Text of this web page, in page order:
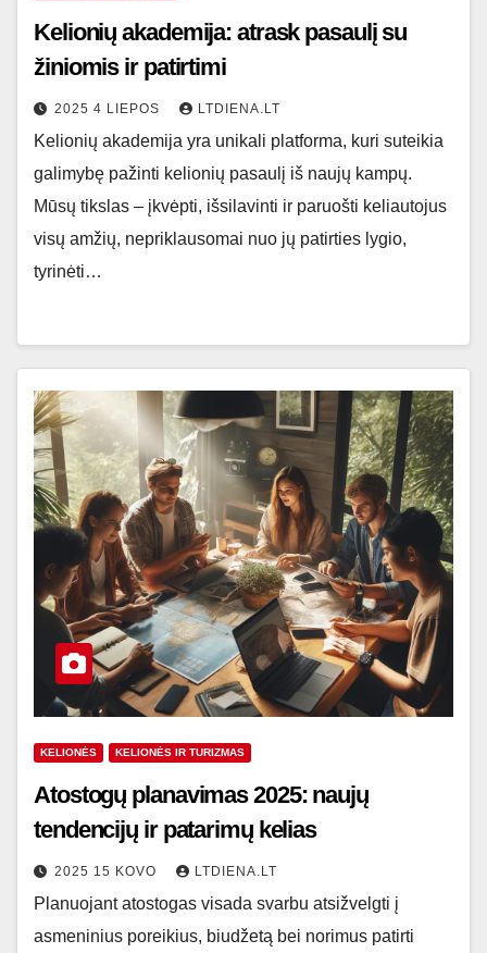
Kelionių akademija: atrask pasaulį su
žiniomis ir patirtimi
2025 4 LIEPOS LTDIENA.LT
Kelionių akademija yra unikali platforma, kuri suteikia
galimybę pažinti kelionių pasaulį iš naujų kampų.
Mūsų tikslas – įkvėpti, išsilavinti ir paruošti keliautojus
visų amžių, nepriklausomai nuo jų patirties lygio,
tyrinėti…
KELIONĖS KELIONĖS IR TURIZMAS
Atostogų planavimas 2025: naujų
tendencijų ir patarimų kelias
2025 15 KOVO LTDIENA.LT
Planuojant atostogas visada svarbu atsižvelgti į
asmeninius poreikius, biudžetą bei norimus patirti